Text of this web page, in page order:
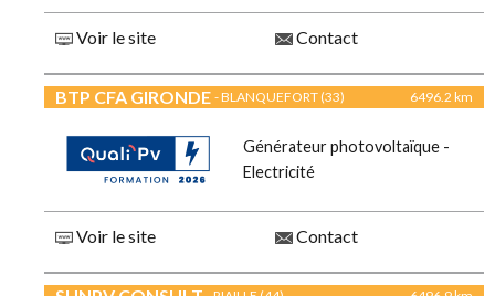
Voir le site Contact
BTP CFA GIRONDE - BLANQUEFORT (33) 6496.2 km
Générateur photovoltaïque -
Electricité
Voir le site Contact